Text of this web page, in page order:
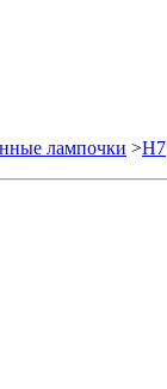
лампочки >H7